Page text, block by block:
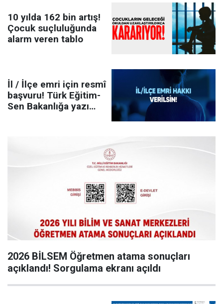
10 yılda 162 bin artış!
Çocuk suçluluğunda
alarm veren tablo
İl / İlçe emri için resmî
başvuru! Türk Eğitim-
Sen Bakanlığa yazı
2026 BİLSEM Öğretmen atama sonuçları
açıklandı! Sorgulama ekranı açıldı